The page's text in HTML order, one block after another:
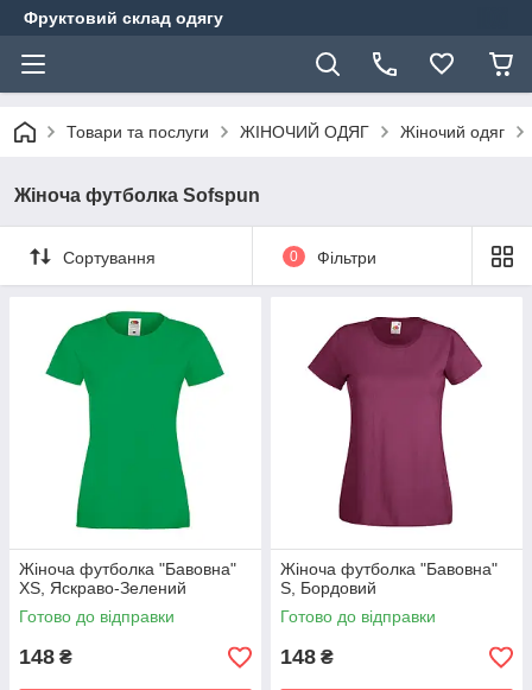
Фруктовий склад одягу
Товари та послуги ЖІНОЧИЙ ОДЯГ Жіночий одяг
Жіноча футболка Sofspun
Сортування 0 Фільтри
Жіноча футболка "Бавовна"
XS, Яскраво-Зелений
Готово до відправки
148 ₴
Жіноча футболка "Бавовна"
S, Бордовий
Готово до відправки
148 ₴